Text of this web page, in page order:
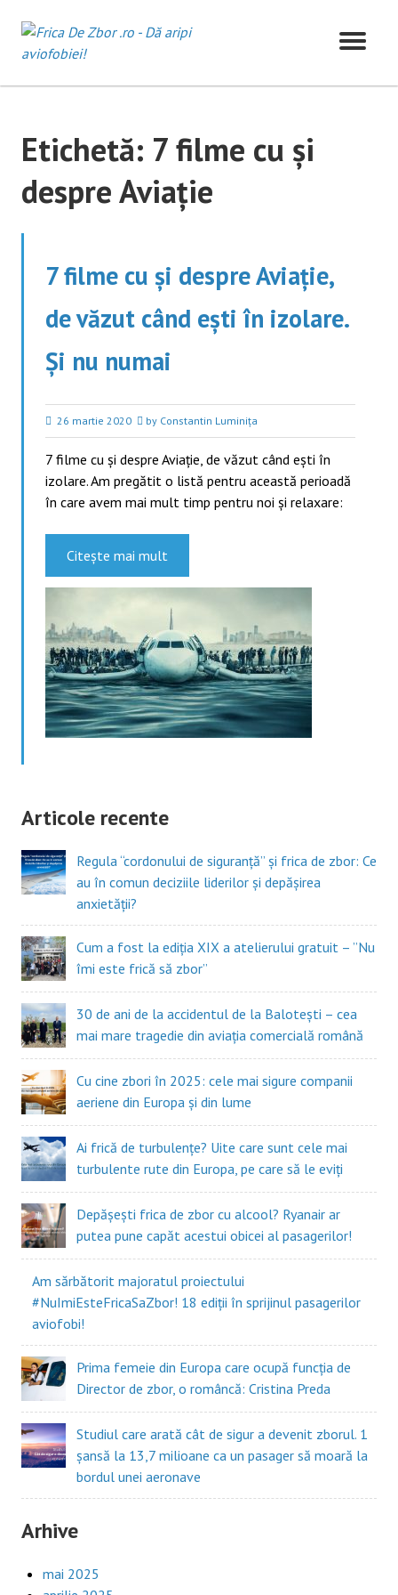
content
Etichetă: 7 filme cu şi
despre Aviaţie
7 filme cu şi despre Aviaţie,
de văzut când ești în izolare.
Și nu numai
26 martie 2020 by Constantin Luminița
7 filme cu şi despre Aviaţie, de văzut când ești în
izolare. Am pregătit o listă pentru această perioadă
în care avem mai mult timp pentru noi și relaxare:
Citește mai mult
Articole recente
Regula “cordonului de siguranță” și frica de zbor: Ce
au în comun deciziile liderilor și depășirea
anxietății?
Cum a fost la ediția XIX a atelierului gratuit – ”Nu
îmi este frică să zbor”
30 de ani de la accidentul de la Balotești – cea
mai mare tragedie din aviația comercială română
Cu cine zbori în 2025: cele mai sigure companii
aeriene din Europa și din lume
Ai frică de turbulențe? Uite care sunt cele mai
turbulente rute din Europa, pe care să le eviți
Depășești frica de zbor cu alcool? Ryanair ar
putea pune capăt acestui obicei al pasagerilor!
Am sărbătorit majoratul proiectului
#NuImiEsteFricaSaZbor! 18 ediții în sprijinul pasagerilor
aviofobi!
Prima femeie din Europa care ocupă funcția de
Director de zbor, o româncă: Cristina Preda
Studiul care arată cât de sigur a devenit zborul. 1
șansă la 13,7 milioane ca un pasager să moară la
bordul unei aeronave
Arhive
mai 2025